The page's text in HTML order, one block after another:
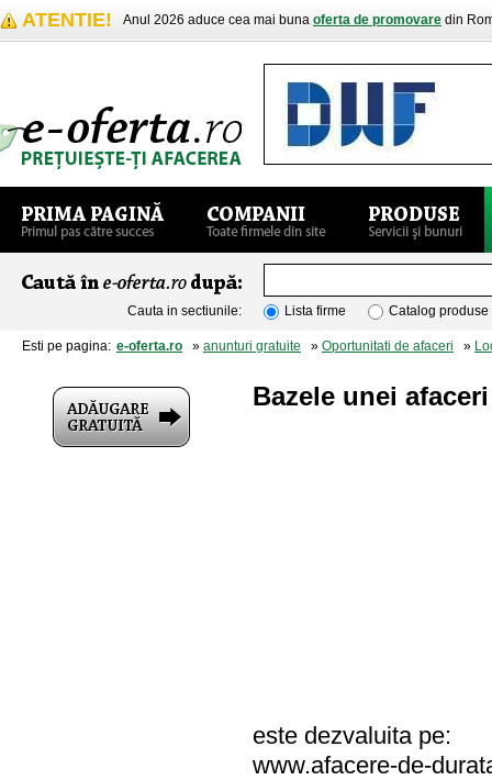
ATENTIE! Anul 2026 aduce cea mai buna oferta de promovare din
Cauta in sectiunile: Lista firme Catalog produse
Esti pe pagina: e-oferta.ro » anunturi gratuite » Oportunitati de afaceri »
Bazele unei
este dezvaluita pe:
www.afacere-de-